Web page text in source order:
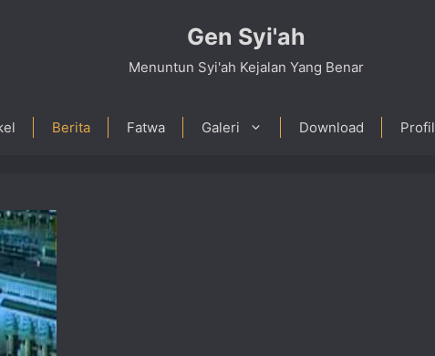
Gen Syi'ah
Menuntun Syi'ah Kejalan Yang Benar
Berita Fatwa Galeri Download Profil